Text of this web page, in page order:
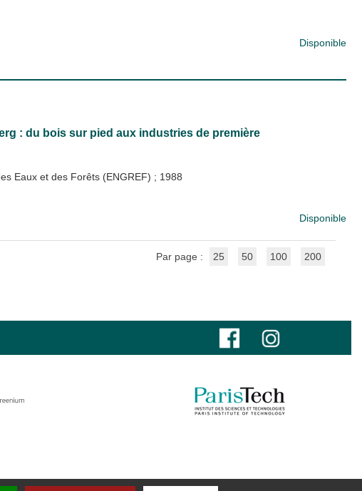
Disponible
: du bois sur pied aux industries de première
Eaux et des Forêts (ENGREF) ; 1988
Disponible
Par page : 25 50 100 200